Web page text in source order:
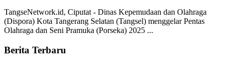
TangseNetwork.id, Ciputat - Dinas Kepemudaan dan Olahraga
(Dispora) Kota Tangerang Selatan (Tangsel) menggelar Pentas
Olahraga dan Seni Pramuka (Porseka) 2025 ...
Berita Terbaru